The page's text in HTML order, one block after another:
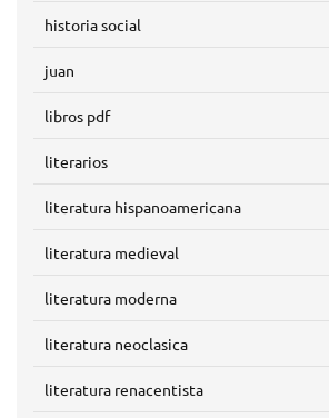
historia social
juan
libros pdf
literarios
literatura hispanoamericana
literatura medieval
literatura moderna
literatura neoclasica
literatura renacentista